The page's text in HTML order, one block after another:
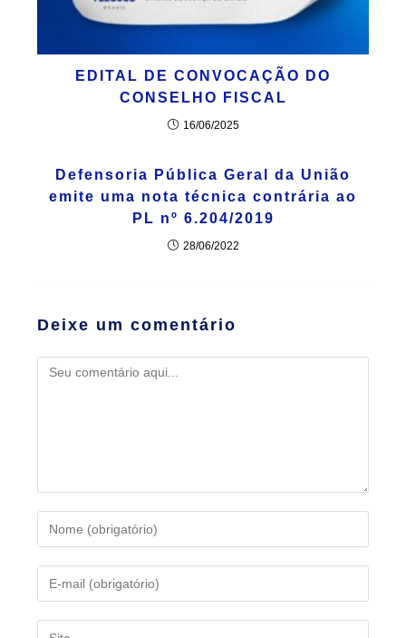
EDITAL DE CONVOCAÇÃO DO
CONSELHO FISCAL
16/06/2025
Defensoria Pública Geral da União
emite uma nota técnica contrária ao
PL nº 6.204/2019
28/06/2022
Deixe um comentário